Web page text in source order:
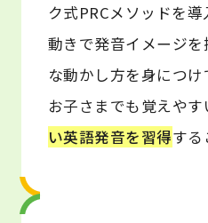
ク式PRCメソッドを
動きで発音イメージ
な動かし方を身につ
お子さまでも覚えやす
い英語発音を習得する